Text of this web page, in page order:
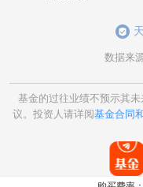
数据来
基金的过往业绩不预示其
议。投资人请详阅基金合同